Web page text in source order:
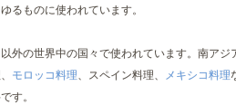
るものに使われています。
外の世界中の国々で使われています。南アジ
モロッコ料理、スペイン料理、 メキシコ料理
す。